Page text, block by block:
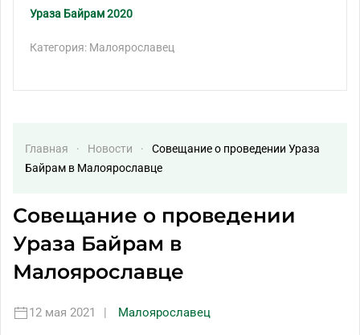
Ураза Байрам 2020
Категория: Малоярославец
Главная Новости
Совещание о проведении Ураза
Байрам в Малоярославце
Совещание о проведении
Ураза Байрам в
Малоярославце
12 мая 2021 Малоярославец